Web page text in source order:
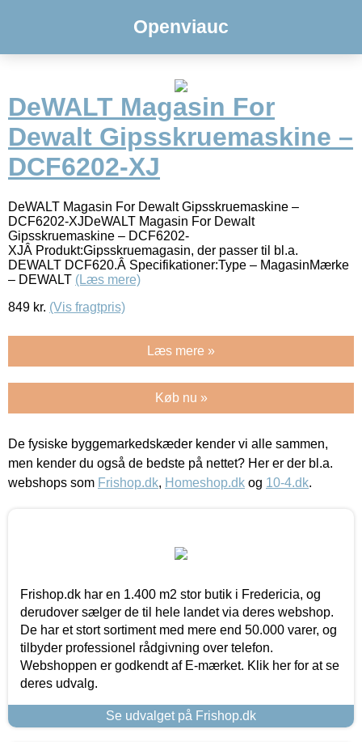
Openviauc
DeWALT Magasin For
Dewalt Gipsskruemaskine –
DCF6202-XJ
DeWALT Magasin For Dewalt Gipsskruemaskine –
DCF6202-XJDeWALT Magasin For Dewalt
Gipsskruemaskine – DCF6202-
XJÂ Produkt:Gipsskruemagasin, der passer til bl.a.
DEWALT DCF620.Â Specifikationer:Type – MagasinMærke
– DEWALT (Læs mere)
849 kr. (Vis fragtpris)
Læs mere »
Køb nu »
De fysiske byggemarkedskæder kender vi alle sammen,
men kender du også de bedste på nettet? Her er der bl.a.
webshops som Frishop.dk, Homeshop.dk og 10-4.dk.
Frishop.dk har en 1.400 m2 stor butik i Fredericia, og
derudover sælger de til hele landet via deres webshop.
De har et stort sortiment med mere end 50.000 varer, og
tilbyder professionel rådgivning over telefon.
Webshoppen er godkendt af E-mærket. Klik her for at se
deres udvalg.
Se udvalget på Frishop.dk